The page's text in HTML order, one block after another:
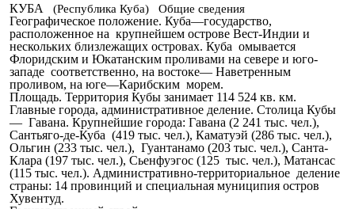
КУБА (Республика Куба) Общие сведения
Географическое положение. Куба—государство,
расположенное на крупнейшем острове Вест-Индии и
нескольких близлежащих островах. Куба омывается
Флоридским и Юкатанским проливами на севере и юго-
западе соответственно, на востоке— Наветренным
проливом, на юге—Карибским морем.
Площадь. Территория Кубы занимает 114 524 кв. км.
Главные города, административное деление. Столица Кубы
— Гавана. Крупнейшие города: Гавана (2 241 тыс. чел.),
Сантьяго-де-Куба (419 тыс. чел.), Каматуэй (286 тыс. чел.),
Ольгин (233 тыс. чел.), Гуантанамо (203 тыс. чел.), Санта-
Клара (197 тыс. чел.), Сьенфуэгос (125 тыс. чел.), Матансас
(115 тыс. чел.). Административно-территориальное деление
страны: 14 провинций и специальная муниципия остров
Хувентуд.